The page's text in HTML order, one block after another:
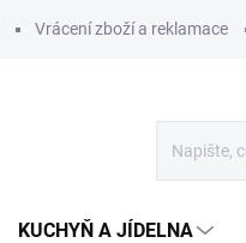
Vrácení zboží a reklamace
KUCHYŇ A JÍDELNA